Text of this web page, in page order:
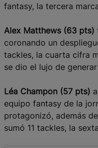
fantasy, la tercera
Alex Matthews (63 pts)
coronando un
tackles, la cuarta cifra
se dio el lujo de
Léa Champon (57 pts)
equipo fantasy de la
protagonizó, además
sumó 11 tackles, la